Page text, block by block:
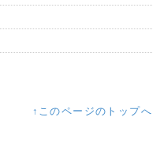
↑このページのトップへ